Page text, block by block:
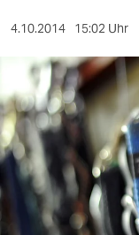
sport
berlin
nord
wahrheit
verlag
4.10.2014 15:02 Uhr